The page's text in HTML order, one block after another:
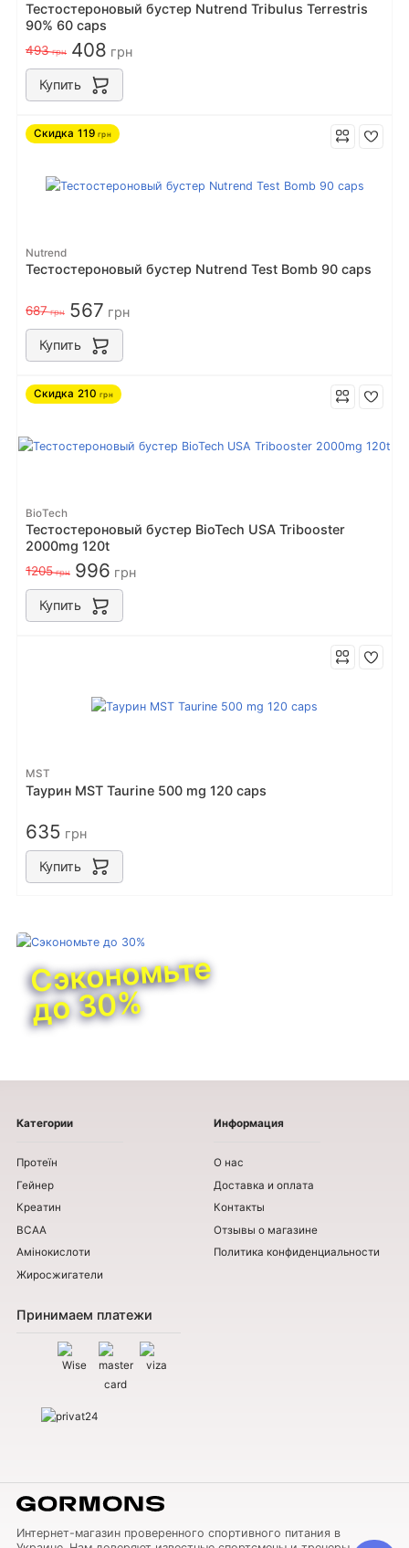
Тестостероновый бустер Nutrend Tribulus Terrestris
90% 60 caps
493грн 408 грн
Купить
Скидка 119 грн
Nutrend
Тестостероновый бустер Nutrend Test Bomb 90 caps
687грн 567 грн
Купить
Скидка 210 грн
BioTech
Тестостероновый бустер BioTech USA Tribooster
2000mg 120t
1205грн 996 грн
Купить
MST
Таурин MST Taurine 500 mg 120 caps
635 грн
Купить
Сэкономьте
до 30%
Категории
Протеїн
Гейнер
Креатин
BCAA
Амінокислоти
Жиросжигатели
Информация
О нас
Доставка и оплата
Контакты
Отзывы о магазине
Политика конфиденциальности
Принимаем платежи
Интернет-магазин проверенного спортивного питания в